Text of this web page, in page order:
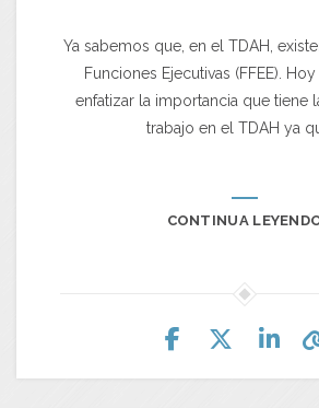
Ya sabemos que, en el TDAH,
Funciones Ejecutivas (FFEE).
enfatizar la importancia que tiene
trabajo en el TDAH ya
CONTINUA